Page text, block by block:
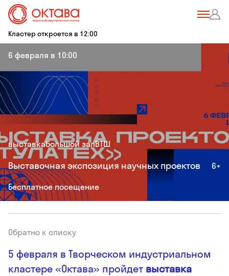
Кластер откроется в 12:00
6 февраля в 10:00
выставкабольшой залВТШ
Выставочная экспозиция научных проектов 6+
Бесплатное посещение
5 февраля в Творческом индустриальном
кластере «Октава» пройдет выставка
Обратно к списку